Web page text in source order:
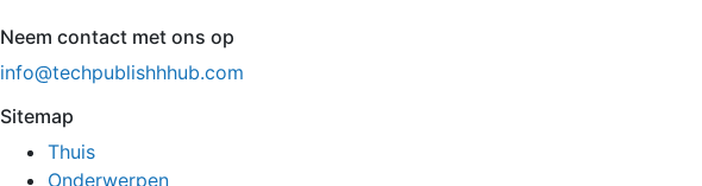
Neem contact met ons op
info@techpublishhhub.com
Sitemap
Thuis
Onderwerpen